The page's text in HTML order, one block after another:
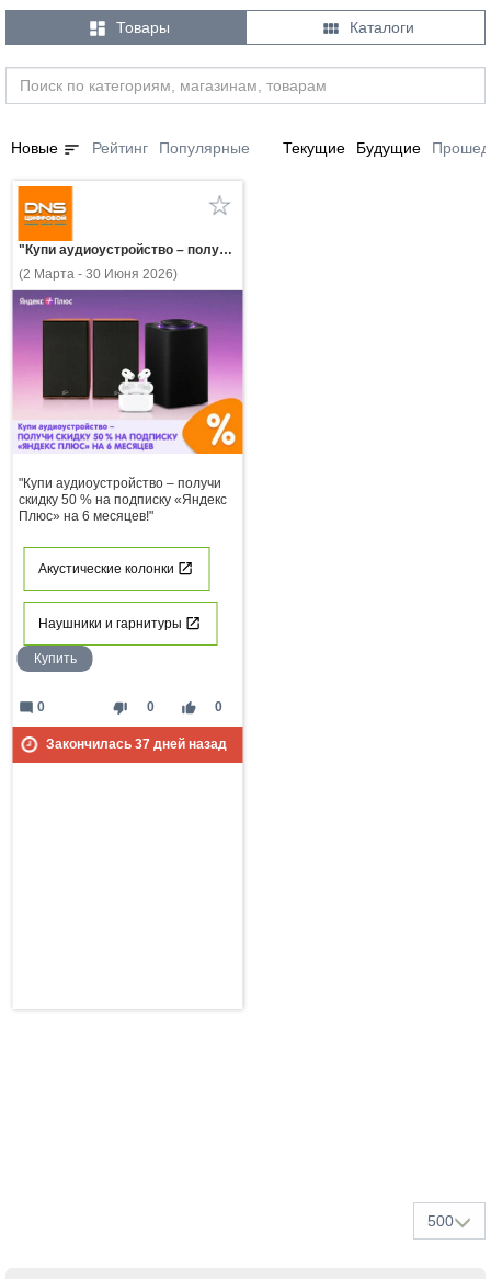
 Товары  Каталоги
Новые sort Рейтинг Популярные Текущие Будущие
"Купи аудиоустройство – получи скидку 50 % на подписку «Яндекс Плюс» на 6 месяцев!"
(2 Марта - 30 Июня 2026)
"Купи аудиоустройство – получи
скидку 50 % на подписку «Яндекс
Плюс» на 6 месяцев!"
Акустические колонки
Наушники и гарнитуры
Купить
thumb_down 0 thumb_up 0
mode_comment 0
Закончилась 37дней назад
500